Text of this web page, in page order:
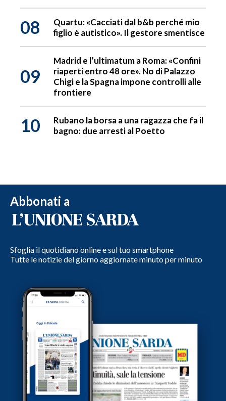
08
Quartu: «Cacciati dal b&b perché mio
figlio è autistico». Il gestore smentisce
09
Madrid e l’ultimatum a Roma: «Confini
riaperti entro 48 ore». No di Palazzo
Chigi e la Spagna impone controlli alle
frontiere
10
Rubano la borsa a una ragazza che fa il
bagno: due arresti al Poetto
Abbonati a
Sfoglia il quotidiano online e sul tuo smartphone
Tutte le notizie del giorno aggiornate minuto per minuto